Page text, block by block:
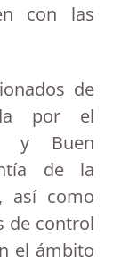
con las
de
por el
y Buen
de la
así como
de control
el ámbito